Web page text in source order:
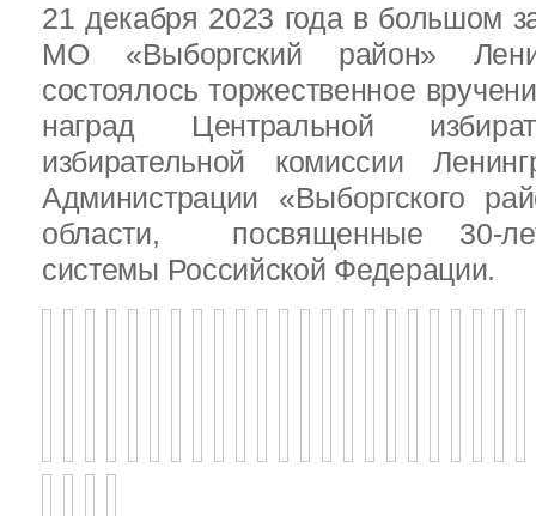
21 декабря 2023 года в большом
МО «Выборгский район»
состоялось торжественное
наград Центральной
избирательной комиссии
Администрации «Выборгского
области, посвященные 30-
системы Российской Федерации.